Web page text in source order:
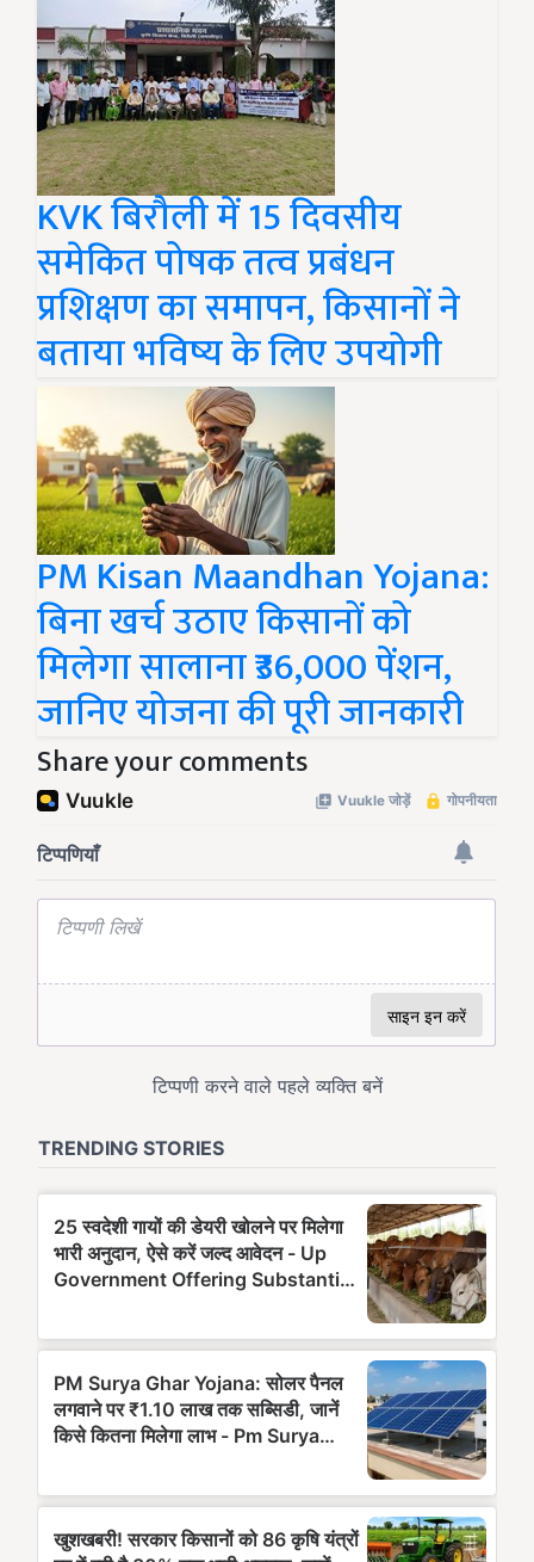
KVK बिरौली में 15 दिवसीय
समेकित पोषक तत्व प्रबंधन
प्रशिक्षण का समापन, किसानों ने
बताया भविष्य के लिए उपयोगी
PM Kisan Maandhan Yojana:
बिना खर्च उठाए किसानों को
मिलेगा सालाना ₹36,000 पेंशन,
जानिए योजना की पूरी जानकारी
Share your comments